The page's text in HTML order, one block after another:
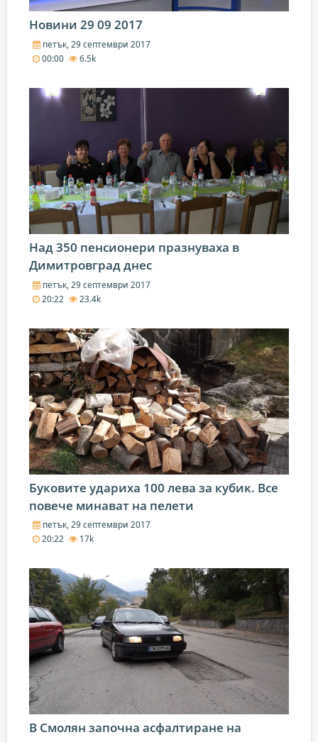
Новини 29 09 2017
петък, 29 септември 2017
00:00
6.5k
Над 350 пенсионери празнуваха в
Димитровград днес
петък, 29 септември 2017
20:22
23.4k
Буковите удариха 100 лева за кубик. Все
повече минават на пелети
петък, 29 септември 2017
20:22
17k
В Смолян започна асфалтиране на